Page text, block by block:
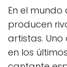
En el
producen
artistas.
en los